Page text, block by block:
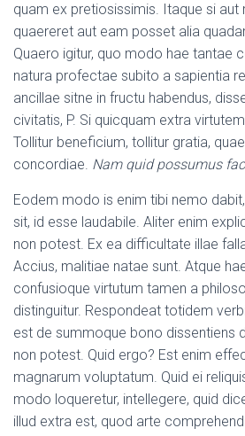
quam ex pretiosissimis. Itaque si aut
quaereret aut eam posset alia
Quaero igitur, quo modo hae tantae
natura profectae subito a sapientia
ancillae sitne in fructu habendus,
civitatis, P. Si quicquam extra
Tollitur beneficium, tollitur gratia,
concordiae. Nam quid possumus
Eodem modo is enim tibi nemo
sit, id esse laudabile. Aliter enim
non potest. Ex ea difficultate illae
Accius, malitiae natae sunt. Atque
confusioque virtutum tamen a
distinguitur. Respondeat totidem
est de summoque bono dissentiens
non potest. Quid ergo? Est enim
magnarum voluptatum. Quid ei
modo loqueretur, intellegere, quid
illud extra est, quod arte